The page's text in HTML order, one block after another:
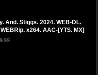
And. Stiggs. 2024. WEB-DL.
x264. AAC-[YTS. MX]